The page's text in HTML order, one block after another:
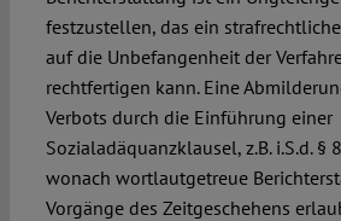
festzustellen, das ein
auf die Unbefangenheit der
rechtfertigen kann. Eine
Verbots durch die Einführung einer
Sozialadäquanzklausel, z.B. i.S.d. §
wonach wortlautgetreue
Vorgänge des Zeitgeschehens